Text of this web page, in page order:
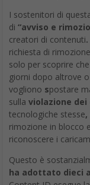
I sostenitori di
di “avviso e
creatori di contenuti.
richiesta di
solo per scoprire
giorni dopo altrove
vogliono spostare
sulla violazione
tecnologiche stesse,
rimozione in blocco
riconoscere i
Questo è
ha adottato dieci